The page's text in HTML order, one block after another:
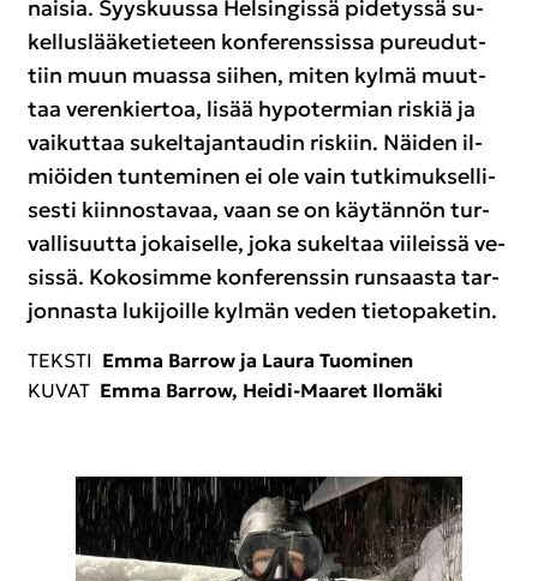
nai­sia. Syys­kuus­sa Hel­sin­gis­sä pi­de­tys­sä su­
kel­lus­lää­ke­tie­teen kon­fe­rens­sis­sa pu­reu­dut­
tiin muun muas­sa sii­hen, miten kylmä muut­
taa ve­ren­kier­toa, lisää hy­po­ter­mian ris­kiä ja
vai­kut­taa su­kel­ta­jan­tau­din ris­kiin. Näi­den il­
miöi­den tun­te­mi­nen ei ole vain tut­ki­muk­sel­li­
ses­ti kiin­nos­ta­vaa, vaan se on käy­tän­nön tur­
val­li­suut­ta jo­kai­sel­le, joka su­kel­taa vii­leis­sä ve­
sis­sä. Ko­ko­sim­me kon­fe­rens­sin run­saas­ta tar­
jon­nas­ta lu­ki­joil­le kyl­män veden tie­to­pa­ke­tin.
TEKS­TI Emma Barrow ja Laura Tuo­mi­nen
KUVAT Emma Barrow, Heidi-​Maaret Ilo­mä­ki